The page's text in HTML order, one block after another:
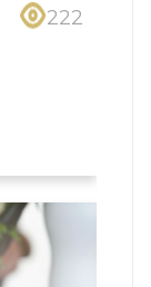
222